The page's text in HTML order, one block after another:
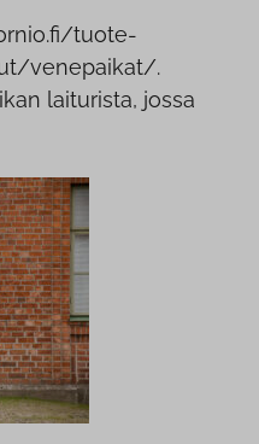
tuote-
venepaikat/.
laiturista, jossa